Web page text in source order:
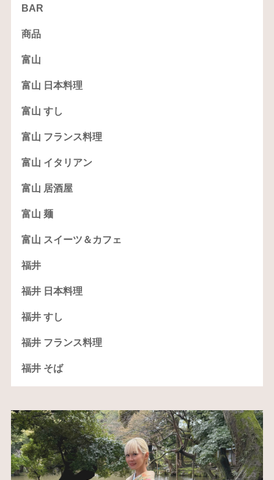
BAR
商品
富山
富山 日本料理
富山 すし
富山 フランス料理
富山 イタリアン
富山 居酒屋
富山 麺
富山 スイーツ＆カフェ
福井
福井 日本料理
福井 すし
福井 フランス料理
福井 そば